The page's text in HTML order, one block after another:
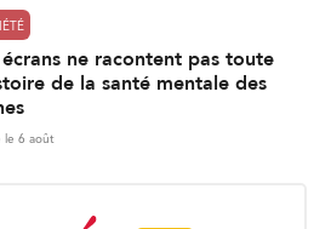
écrans ne racontent pas toute
de la santé mentale des
le 6 août